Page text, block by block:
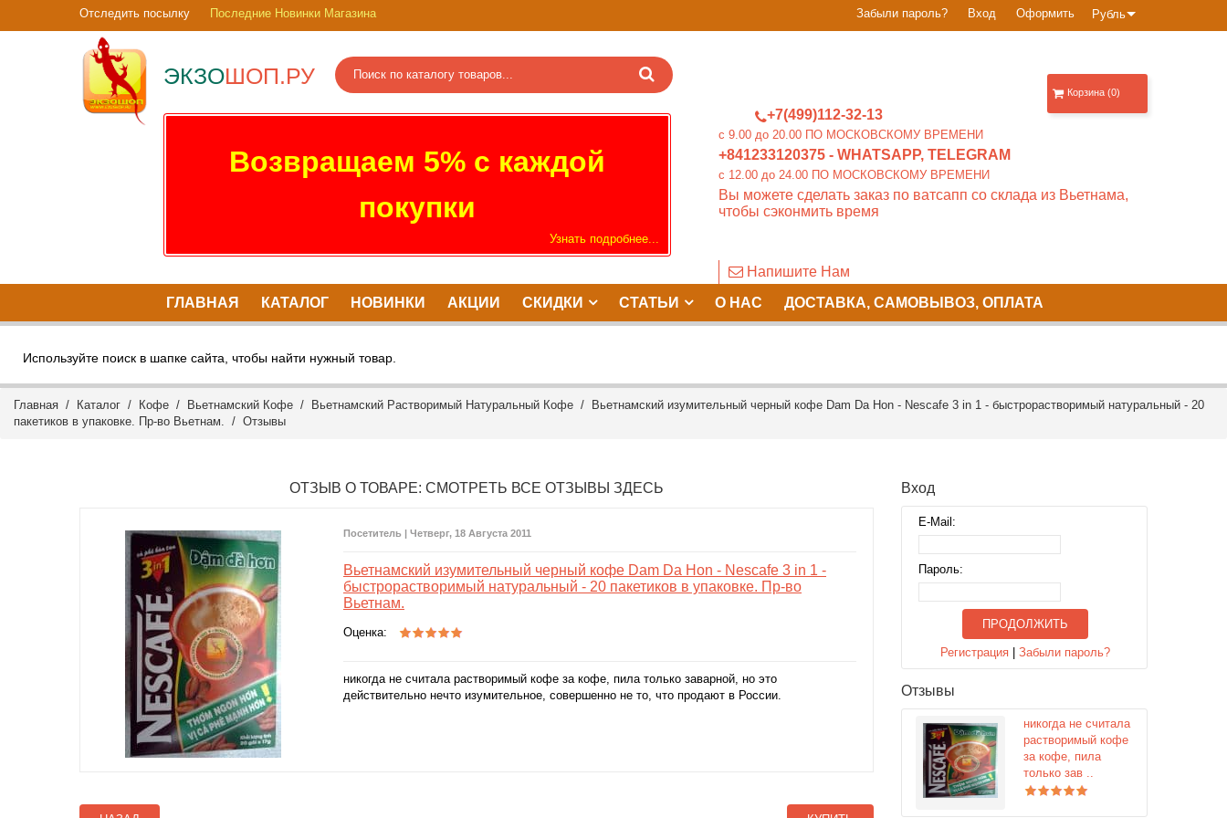
Рубль
Забыли пароль? Вход Оформить
Отследить посылку Последние Новинки Магазина
ЭКЗОШОП.РУ
+7(499)112-32-13
c 9.00 до 20.00 ПО МОСКОВСКОМУ ВРЕМЕНИ
+841233120375 - WHATSAPP, TELEGRAM
c 12.00 до 24.00 ПО МОСКОВСКОМУ ВРЕМЕНИ
Вы можете сделать заказ по ватсапп со склада из Вьетнама,
чтобы сэконмить время
Напишите Нам
Возвращаем 5% с каждой
покупки
Узнать подробнее...
Корзина (0)
ГЛАВНАЯ КАТАЛОГ НОВИНКИ АКЦИИ СКИДКИ СТАТЬИ О НАС ДОСТАВКА, САМОВЫВОЗ, ОПЛАТА
Используйте поиск в шапке сайта, чтобы найти нужный товар.
Главная / Каталог / Кофе / Вьетнамский Кофе / Вьетнамский Растворимый Натуральный Кофе / Вьетнамский изумительный черный кофе Dam Da Hon - Nescafe 3 in 1 - быстрорастворимый натуральный - 20
пакетиков в упаковке. Пр-во Вьетнам. / Отзывы
ОТЗЫВ О ТОВАРЕ: СМОТРЕТЬ ВСЕ ОТЗЫВЫ ЗДЕСЬ
Посетитель | Четверг, 18 Августа 2011
Вьетнамский изумительный черный кофе Dam Da Hon - Nescafe 3 in 1 -
быстрорастворимый натуральный - 20 пакетиков в упаковке. Пр-во
Вьетнам.
Оценка:
никогда не считала растворимый кофе за кофе, пила только заварной, но это
действительно нечто изумительное, совершенно не то, что продают в России.
Вход
E-Mail:
Пароль:
ПРОДОЛЖИТЬ
Регистрация |Забыли пароль?
Отзывы
никогда не считала
растворимый кофе
за кофе, пила
только зав ..